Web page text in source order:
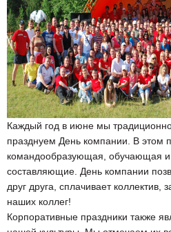
Каждый год в июне мы
празднуем День компании. В этом
командообразующая, обучающая и
составляющие. День компании
друг друга, сплачивает коллектив,
наших коллег!
Корпоративные праздники также